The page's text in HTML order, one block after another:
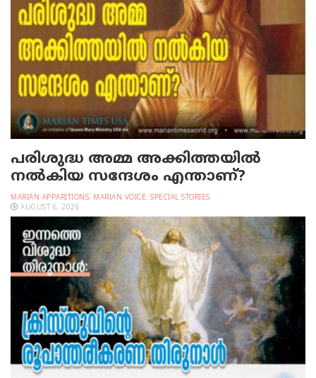
പരിശുദ്ധ അമ്മ അക്കിത്തയില്‍
നല്‍കിയ സന്ദേശം എന്താണ്?
MARIAN APPARITIONS, MARIAN VOICE, SPECIAL STORIES
AUGUST 6, 2026